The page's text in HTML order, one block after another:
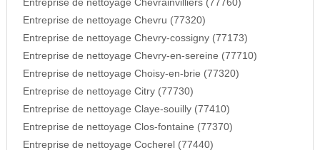
Entreprise de nettoyage Chevrainvilliers (77760)
Entreprise de nettoyage Chevru (77320)
Entreprise de nettoyage Chevry-cossigny (77173)
Entreprise de nettoyage Chevry-en-sereine (77710)
Entreprise de nettoyage Choisy-en-brie (77320)
Entreprise de nettoyage Citry (77730)
Entreprise de nettoyage Claye-souilly (77410)
Entreprise de nettoyage Clos-fontaine (77370)
Entreprise de nettoyage Cocherel (77440)